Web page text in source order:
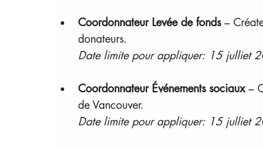
Coordonnateur Levée de fonds –
donateurs.
Date limite pour appliquer: 15 julliet
Coordonnateur Événements sociaux –
de Vancouver.
Date limite pour appliquer: 15 julliet